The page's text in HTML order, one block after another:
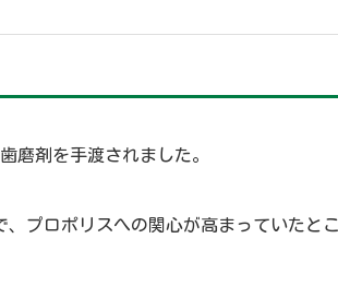
磨剤を手渡されました。
プロポリスへの関心が高まっていたとこ